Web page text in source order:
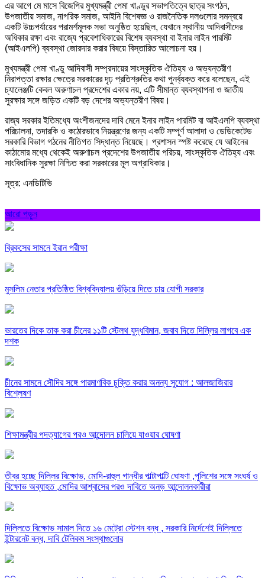
এর আগে মে মাসে বিজেপির মুখ্যমন্ত্রী পেমা খাণ্ডুর সভাপতিত্বে ছাত্র সংগঠন,
উপজাতীয় সমাজ, নাগরিক সমাজ, আইনি বিশেষজ্ঞ ও রাজনৈতিক দলগুলোর সমন্বয়ে
একটি উচ্চপর্যায়ের পরামর্শমূলক সভা অনুষ্ঠিত হয়েছিল, যেখানে স্থানীয় আদিবাসীদের
অধিকার রক্ষা এবং রাজ্যে প্রবেশাধিকারের বিশেষ ব্যবস্থা বা ইনার লাইন পারমিট
(আইএলপি) ব্যবস্থা জোরদার করার বিষয়ে বিস্তারিত আলোচনা হয়।
মুখ্যমন্ত্রী পেমা খাণ্ডু আদিবাসী সম্প্রদায়ের সাংস্কৃতিক ঐতিহ্য ও অভ্যন্তরীণ
নিরাপত্তা রক্ষার ক্ষেত্রে সরকারের দৃঢ় প্রতিশ্রুতির কথা পুনর্ব্যক্ত করে বলেছেন, এই
চ্যালেঞ্জটি কেবল অরুণাচল প্রদেশের একার নয়, এটি সীমান্ত ব্যবস্থাপনা ও জাতীয়
সুরক্ষার সঙ্গে জড়িত একটি বড় দেশের অভ্যন্তরীণ বিষয়।
রাজ্য সরকার ইতিমধ্যে অংশীজনদের দাবি মেনে ইনার লাইন পারমিট বা আইএলপি ব্যবস্থা
পরিচালনা, তদারকি ও কঠোরভাবে নিয়ন্ত্রণের জন্য একটি সম্পূর্ণ আলাদা ও ডেডিকেটেড
সরকারি বিভাগ গঠনের নীতিগত সিদ্ধান্ত নিয়েছে। প্রশাসন স্পষ্ট করেছে যে আইনের
কাঠামোর মধ্যে থেকেই অরুণাচল প্রদেশের উপজাতীয় পরিচয়, সাংস্কৃতিক ঐতিহ্য এবং
সাংবিধানিক সুরক্ষা নিশ্চিত করা সরকারের মূল অগ্রাধিকার।
সূত্র: এনডিটিভি
আরো পড়ুন
ব্রিকসের সামনে ইরান পরীক্ষা
মুসলিম নেতার প্রতিষ্ঠিত বিশ্ববিদ্যালয় গুঁড়িয়ে দিতে চায় যোগী সরকার
ভারতের দিকে তাক করা চীনের ১১টি স্টেলথ যুদ্ধবিমান, জবাব দিতে দিল্লির লাগবে এক
দশক
চীনের সামনে সৌদির সঙ্গে পারমাণবিক চুক্তি করার অনন্য সুযোগ : আলজাজিরার
বিশ্লেষণ
শিক্ষামন্ত্রীর পদত্যাগের পরও আন্দোলন চালিয়ে যাওয়ার ঘোষণা
তীব্র হচ্ছে দিল্লির বিক্ষোভ, মোদি-রাহুল গান্ধীর পাল্টাপাল্টি ঘোষণা ,পুলিশের সঙ্গে সংঘর্ষ ও
বিক্ষোভ অব্যাহত ,মোদির আশ্বাসের পরও দাবিতে অনড় আন্দোলনকারীরা
দিল্লিতে বিক্ষোভ সামাল দিতে ১৬ মেট্রো স্টেশন বন্ধ , সরকারি নির্দেশেই দিল্লিতে
ইন্টারনেট বন্ধ, দাবি টেলিকম সংস্থাগুলোর